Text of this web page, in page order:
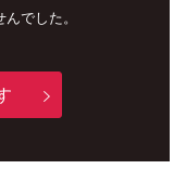
でした。